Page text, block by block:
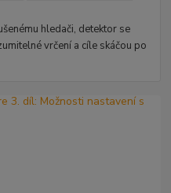
hledači, detektor se
vrčení a cíle skáčou po